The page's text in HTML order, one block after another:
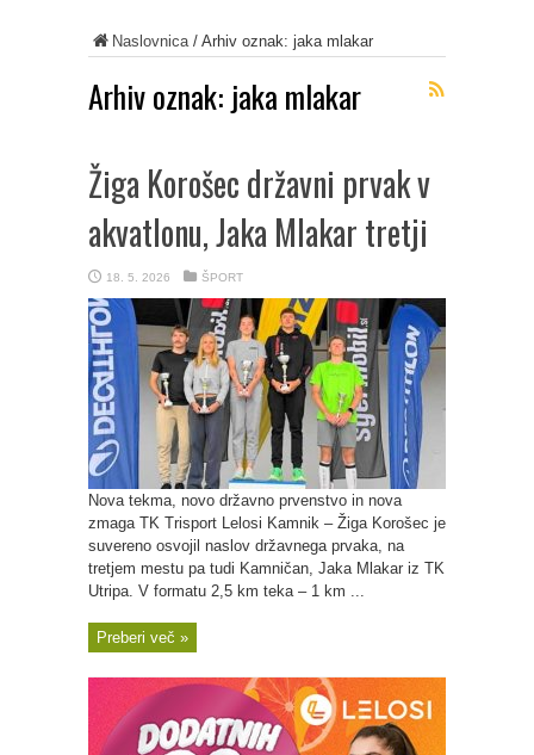
Naslovnica/ Arhiv oznak: jaka mlakar
Arhiv oznak: jaka mlakar
Žiga Korošec državni prvak v
akvatlonu, Jaka Mlakar tretji
18. 5. 2026 ŠPORT
Nova tekma, novo državno prvenstvo in nova
zmaga TK Trisport Lelosi Kamnik – Žiga Korošec je
suvereno osvojil naslov državnega prvaka, na
tretjem mestu pa tudi Kamničan, Jaka Mlakar iz TK
Utripa. V formatu 2,5 km teka – 1 km ...
Preberi več »